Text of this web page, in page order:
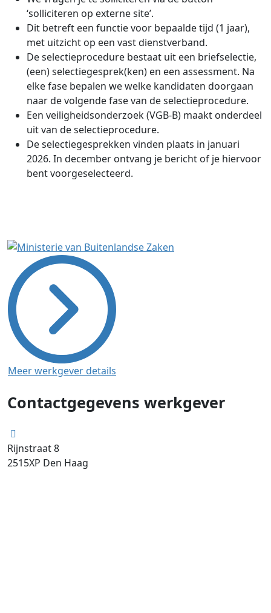
‘solliciteren op externe site’.
Dit betreft een functie voor bepaalde tijd (1 jaar),
met uitzicht op een vast dienstverband.
De selectieprocedure bestaat uit een briefselectie,
(een) selectiegesprek(ken) en een assessment. Na
elke fase bepalen we welke kandidaten doorgaan
naar de volgende fase van de selectieprocedure.
Een veiligheidsonderzoek (VGB-B) maakt onderdeel
uit van de selectieprocedure.
De selectiegesprekken vinden plaats in januari
2026. In december ontvang je bericht of je hiervoor
bent voorgeselecteerd.
Meer werkgever details
Contactgegevens werkgever
Rijnstraat 8
2515XP Den Haag